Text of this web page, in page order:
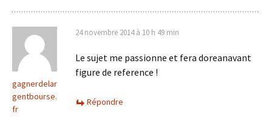
gagnerdelar
gentbourse.
fr
24 novembre 2014 à 10 h 49 min
Le sujet me passionne et fera doreanavant
figure de reference !
Répondre